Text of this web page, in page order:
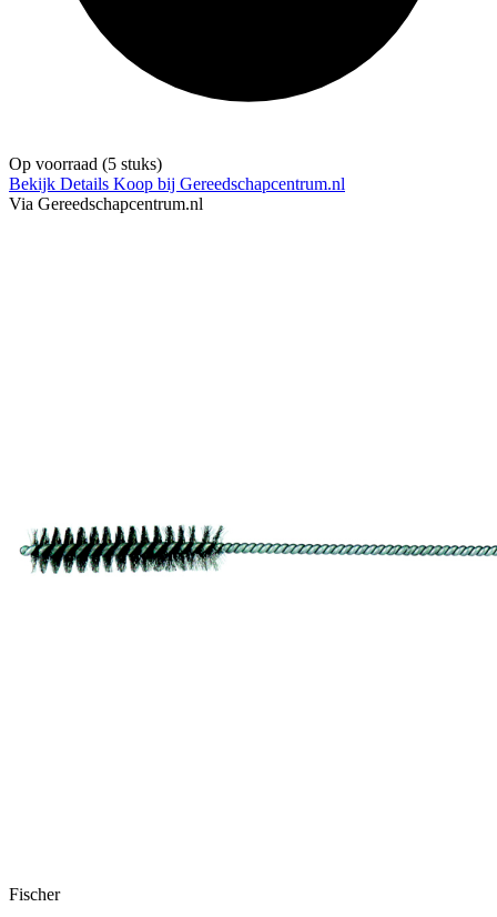
Op voorraad (5 stuks)
Bekijk Details Koop bij Gereedschapcentrum.nl
Via Gereedschapcentrum.nl
Fischer